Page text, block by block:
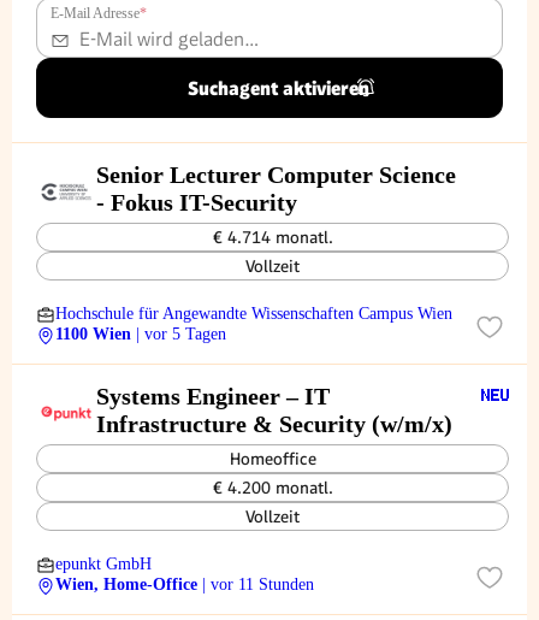
E-Mail Adresse*
Suchagent aktivieren
Senior Lecturer Computer Science
- Fokus IT-Security
€ 4.714 monatl.
Vollzeit
Hochschule für Angewandte Wissenschaften Campus Wien
1100 Wien
| vor 5 Tagen
Systems Engineer – IT
Infrastructure & Security (w/m/x)
Homeoffice
€ 4.200 monatl.
Vollzeit
epunkt GmbH
Wien, Home-Office
| vor 11 Stunden